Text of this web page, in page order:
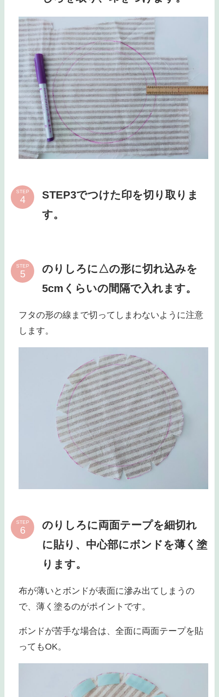
STEP
STEP3でつけた印を切り取りま
す。
STEP
のりしろに△の形に切れ込みを
5cmくらいの間隔で入れます。
フタの形の線まで切ってしまわないように注意
します。
STEP
のりしろに両面テープを細切れ
に貼り、中心部にボンドを薄く塗
ります。
布が薄いとボンドが表面に滲み出てしまうの
で、薄く塗るのがポイントです。
ボンドが苦手な場合は、全面に両面テープを貼
ってもOK。